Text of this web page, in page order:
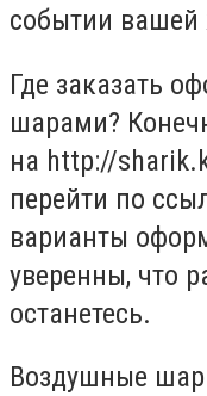
событии вашей
Где заказать
шарами?
на http://
перейти по
варианты
уверенны, что
останетесь.
Воздушные